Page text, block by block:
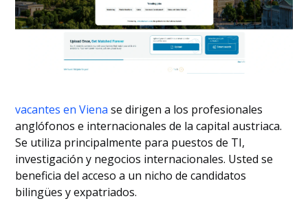
vacantes en Viena se dirigen a los profesionales
anglófonos e internacionales de la capital austriaca.
Se utiliza principalmente para puestos de TI,
investigación y negocios internacionales. Usted se
beneficia del acceso a un nicho de candidatos
bilingües y expatriados.